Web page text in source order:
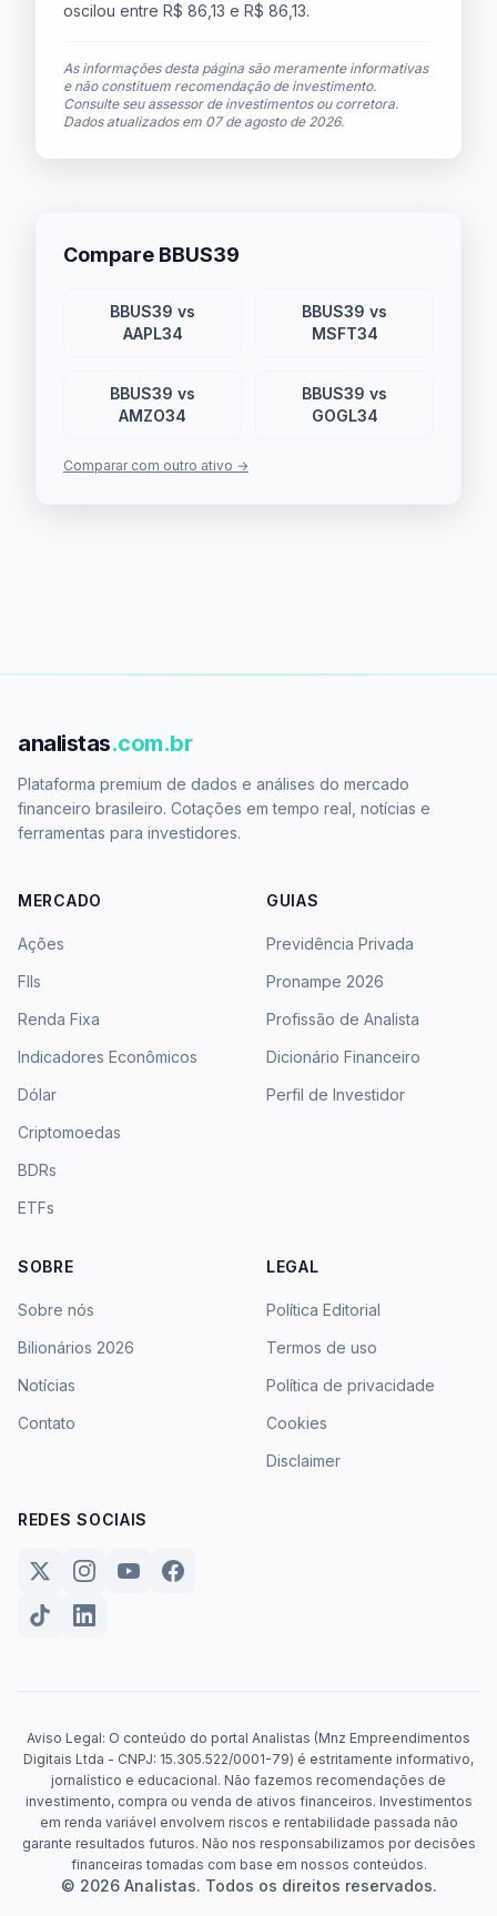
oscilou entre R$ 86,13 e R$ 86,13.
As informações desta página são meramente informativas
e não constituem recomendação de investimento.
Consulte seu assessor de investimentos ou corretora.
Dados atualizados em 07 de agosto de 2026.
Compare BBUS39
BBUS39 vs
AAPL34
BBUS39 vs
MSFT34
BBUS39 vs
AMZO34
BBUS39 vs
GOGL34
Comparar com outro ativo →
analistas.com.br
Plataforma premium de dados e análises do mercado
financeiro brasileiro. Cotações em tempo real, notícias e
ferramentas para investidores.
MERCADO
Ações
FIIs
Renda Fixa
Indicadores Econômicos
Dólar
Criptomoedas
BDRs
ETFs
GUIAS
Previdência Privada
Pronampe 2026
Profissão de Analista
Dicionário Financeiro
Perfil de Investidor
SOBRE
Sobre nós
Bilionários 2026
Notícias
Contato
LEGAL
Política Editorial
Termos de uso
Política de privacidade
Cookies
Disclaimer
REDES SOCIAIS
Aviso Legal: O conteúdo do portal Analistas (Mnz Empreendimentos
Digitais Ltda - CNPJ: 15.305.522/0001-79) é estritamente informativo,
jornalístico e educacional. Não fazemos recomendações de
investimento, compra ou venda de ativos financeiros. Investimentos
em renda variável envolvem riscos e rentabilidade passada não
garante resultados futuros. Não nos responsabilizamos por decisões
financeiras tomadas com base em nossos conteúdos.
© 2026 Analistas. Todos os direitos reservados.